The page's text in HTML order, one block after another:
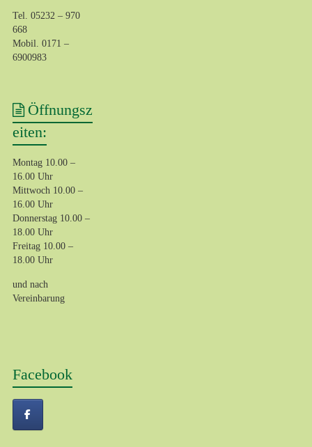
Tel. 05232 – 970
668
Mobil. 0171 –
6900983‬
Öffnungsz
eiten:
Montag 10.00 –
16.00 Uhr
Mittwoch 10.00 –
16.00 Uhr
Donnerstag 10.00 –
18.00 Uhr
Freitag 10.00 –
18.00 Uhr
und nach
Vereinbarung
Facebook